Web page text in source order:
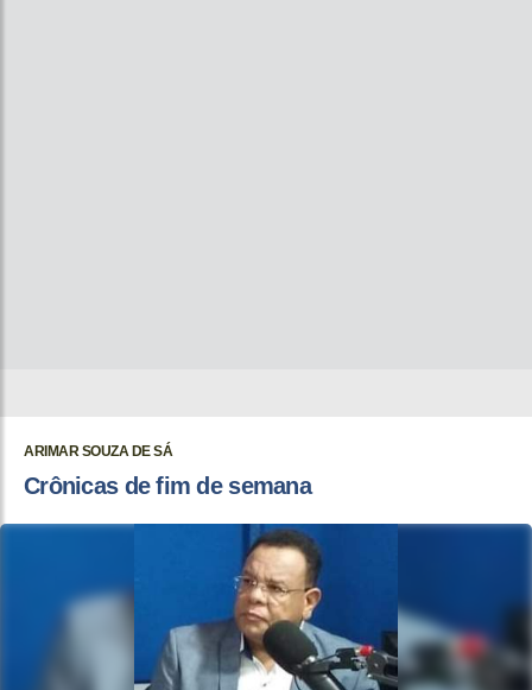
ARIMAR SOUZA DE SÁ
Crônicas de fim de semana